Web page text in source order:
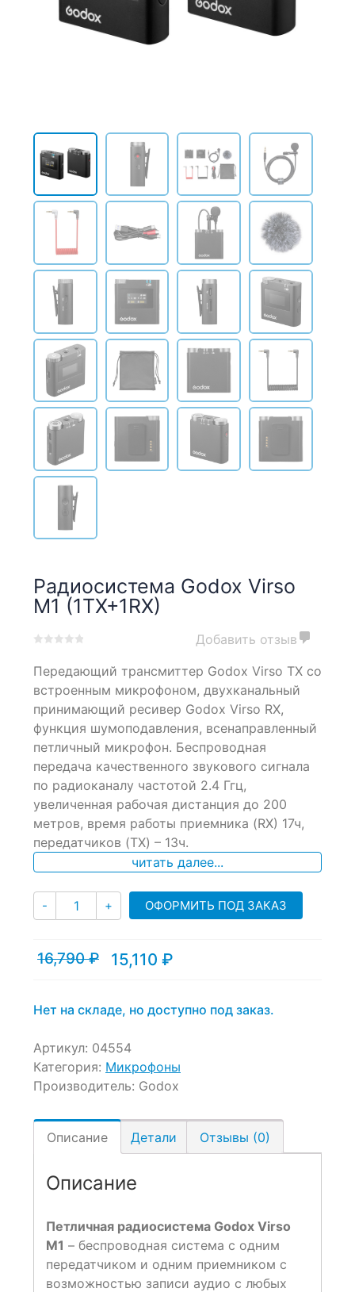
Радиосистема Godox Virso
M1 (1TX+1RX)
out
based
on
customer
ratings
Добавить отзыв
Передающий трансмиттер Godox Virso TX со
встроенным микрофоном, двухканальный
принимающий ресивер Godox Virso RX,
функция шумоподавления, всенаправленный
петличный микрофон. Беспроводная
передача качественного звукового сигнала
по радиоканалу частотой 2.4 Ггц,
увеличенная рабочая дистанция до 200
метров, время работы приемника (RX) 17ч,
передатчиков (TX) – 13ч.
читать далее...
- Количество
+ ОФОРМИТЬ ПОД ЗАКАЗ
16,790₽
Первоначальная
16,790 ₽.
15,110 ₽
Текущая
Нет на складе, но доступно под заказ.
Артикул: 04554
Категория: Микрофоны
Производитель: Godox
Описание Детали Отзывы (0)
Описание
Петличная радиосистема Godox Virso
M1 – беспроводная система с одним
передатчиком и одним приемником с
возможностью записи аудио с любых